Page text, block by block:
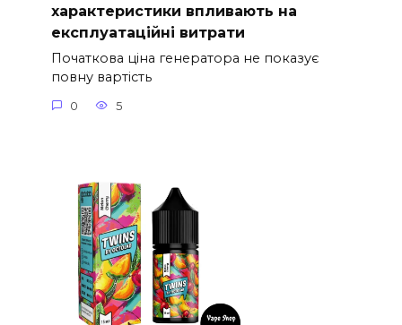
характеристики впливають на
експлуатаційні витрати
Початкова ціна генератора не показує
повну вартість
0 5